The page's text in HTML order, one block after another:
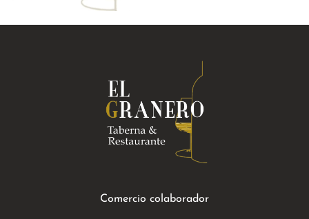
Comercio colaborador